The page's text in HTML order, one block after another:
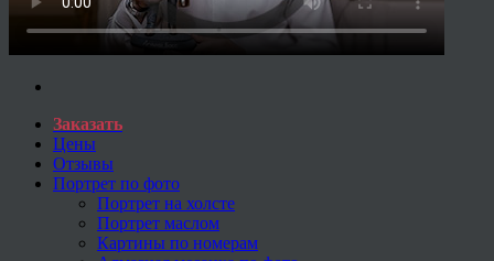
Заказать
Цены
Отзывы
Портрет по фото
Портрет на холсте
Портрет маслом
Картины по номерам